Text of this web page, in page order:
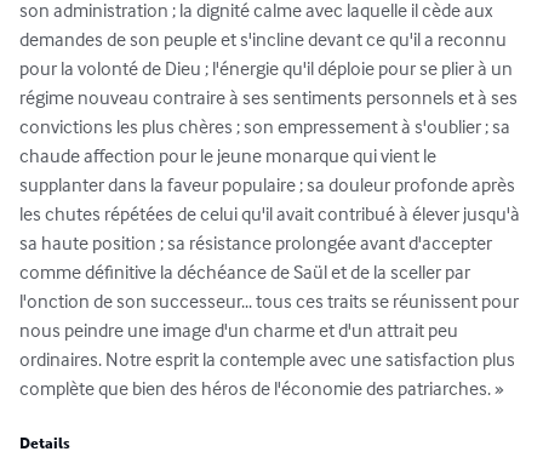
son administration ; la dignité calme avec laquelle il cède aux
demandes de son peuple et s'incline devant ce qu'il a reconnu
pour la volonté de Dieu ; l'énergie qu'il déploie pour se plier à un
régime nouveau contraire à ses sentiments personnels et à ses
convictions les plus chères ; son empressement à s'oublier ; sa
chaude affection pour le jeune monarque qui vient le
supplanter dans la faveur populaire ; sa douleur profonde après
les chutes répétées de celui qu'il avait contribué à élever jusqu'à
sa haute position ; sa résistance prolongée avant d'accepter
comme définitive la déchéance de Saül et de la sceller par
l'onction de son successeur... tous ces traits se réunissent pour
nous peindre une image d'un charme et d'un attrait peu
ordinaires. Notre esprit la contemple avec une satisfaction plus
complète que bien des héros de l'économie des patriarches. »
Details